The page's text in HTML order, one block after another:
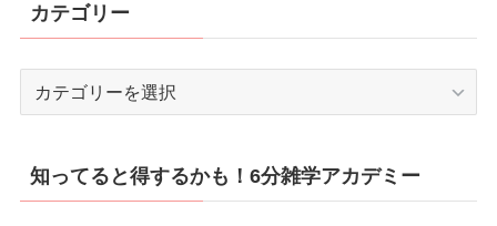
カテゴリー
リ
ー
知ってると得するかも！6分雑学アカデミー